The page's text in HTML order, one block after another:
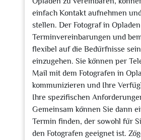
einfach Kontakt aufnehmen
stellen. Der Fotograf in
Terminvereinbarungen und
flexibel auf die Bedürfnisse
einzugehen. Sie können per
Mail mit dem Fotografen in
kommunizieren und Ihre
Ihre spezifischen
Gemeinsam können Sie dann
Termin finden, der sowohl für
den Fotografen geeignet ist.